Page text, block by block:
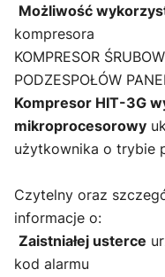
Możliwość
kompresora
KOMPRESOR
PODZESPOŁÓW
Kompresor HIT-3G
mikroprocesorowy
użytkownika o trybie
Czytelny oraz
informacje o:
Zaistniałej usterce
kod alarmu